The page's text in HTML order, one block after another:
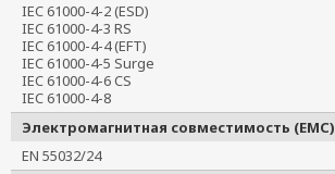
IEC 61000-4-2 (ESD)
IEC 61000-4-3 RS
IEC 61000-4-4 (EFT)
IEC 61000-4-5 Surge
IEC 61000-4-6 CS
IEC 61000-4-8
Электромагнитная совместимость (EMC)
EN 55032/24